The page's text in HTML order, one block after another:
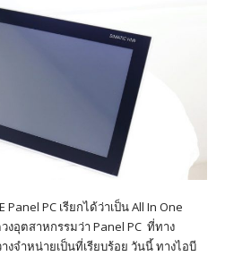
Panel PC เรียกได้ว่าเป็น All In One
งอุตสาหกรรมว่า Panel PC ที่ทาง
งจำหน่ายเป็นที่เรียบร้อย วันนี้ ทางไอบี